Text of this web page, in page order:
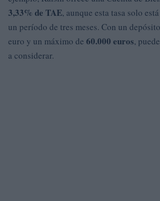
3,33% de TAE, aunque esta tasa solo
un período de tres meses. Con un
euro y un máximo de 60.000 euros,
a considerar.